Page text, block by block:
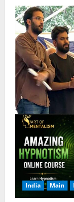
India Main